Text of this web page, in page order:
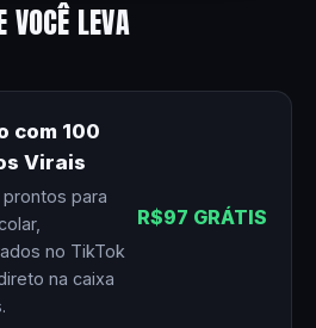
VOCÊ LEVA
com 100
Virais
para
no TikTok
na caixa
R$97 GRÁTIS